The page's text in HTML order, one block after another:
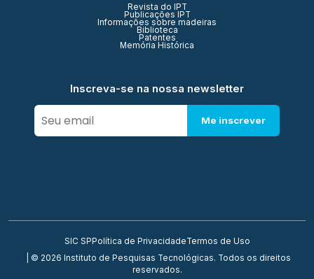
Revista do IPT
Publicações IPT
Informações sobre madeiras
Biblioteca
Patentes
Memória Histórica
Inscreva-se na nossa newsletter
Me inscrever
SIC SP Política de PrivacidadeTermos de Uso
| © 2026 Instituto de Pesquisas Tecnológicas. Todos os direitos
reservados.